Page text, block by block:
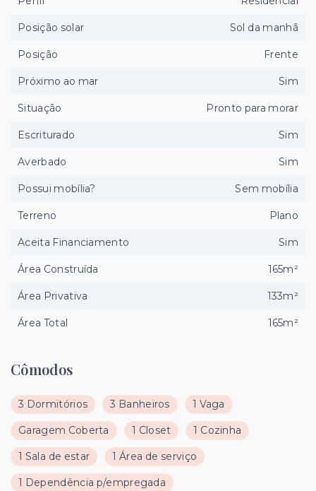
Cômodos
3 Dormitórios 3 Banheiros 1 Vaga
Garagem Coberta 1 Closet 1 Cozinha
1 Sala de estar 1 Área de serviço
1 Dependência p/empregada
Posição solar Sol da manhã
Posição Frente
Próximo ao mar Sim
Situação Pronto para morar
Escriturado Sim
Averbado Sim
Possui mobília? Sem mobília
Terreno Plano
Aceita Financiamento Sim
Área Construída 165m²
Área Privativa 133m²
Área Total 165m²